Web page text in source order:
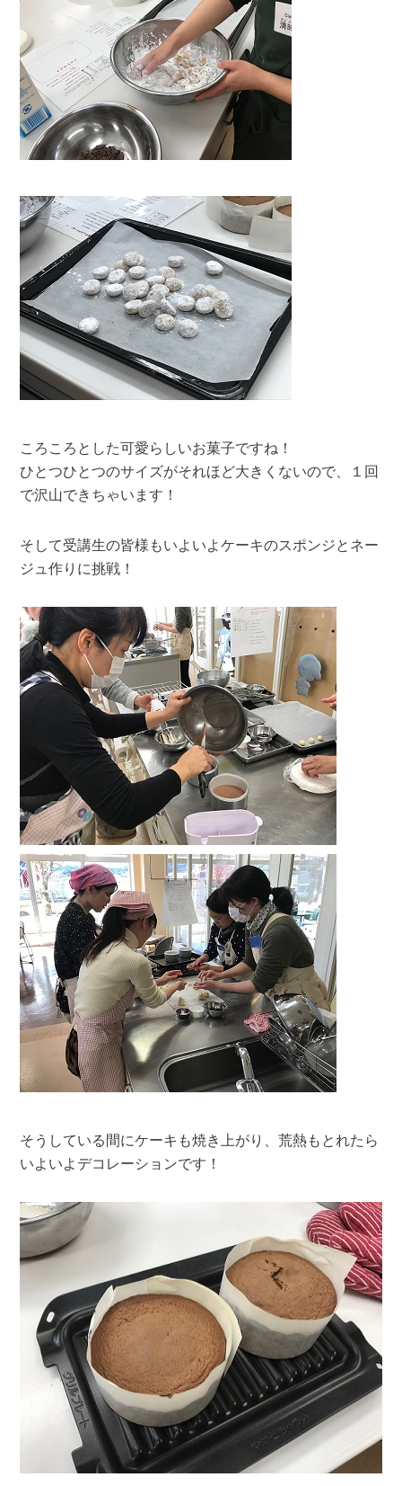
ころころとした可愛らしいお菓子ですね！
ひとつひとつのサイズがそれほど大きくないので、１回
で沢山できちゃいます！
そして受講生の皆様もいよいよケーキのスポンジとネー
ジュ作りに挑戦！
そうしている間にケーキも焼き上がり、荒熱もとれたら
いよいよデコレーションです！